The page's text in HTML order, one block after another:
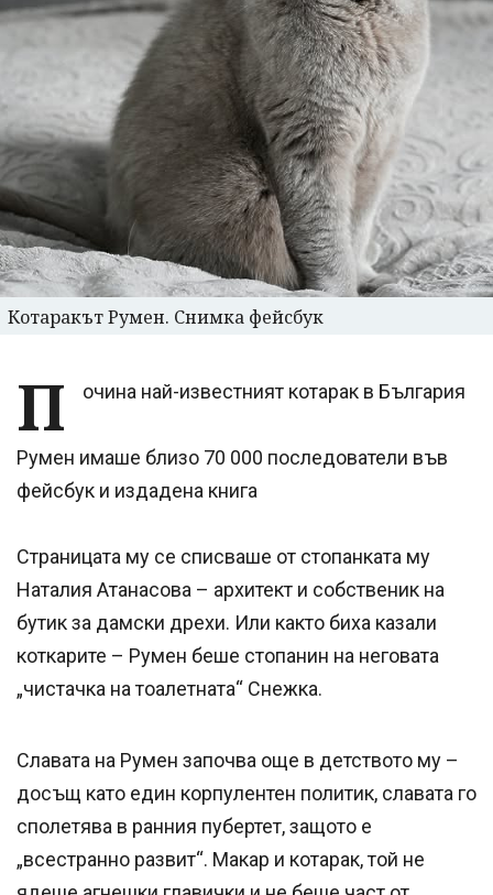
Котаракът Румен. Снимка фейсбук
П очина най-известният котарак в България
Румен имаше близо 70 000 последователи във
фейсбук и издадена книга
Страницата му се списваше от стопанката му
Наталия Атанасова – архитект и собственик на
бутик за дамски дрехи. Или както биха казали
коткарите – Румен беше стопанин на неговата
„чистачка на тоалетната“ Снежка.
Славата на Румен започва още в детството му –
досъщ като един корпулентен политик, славата го
сполетява в ранния пубертет, защото е
„всестранно развит“. Макар и котарак, той не